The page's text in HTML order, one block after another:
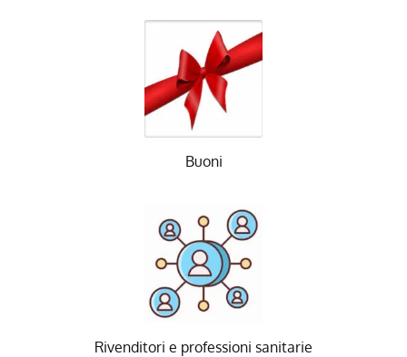
Buoni
Rivenditori e professioni sanitarie